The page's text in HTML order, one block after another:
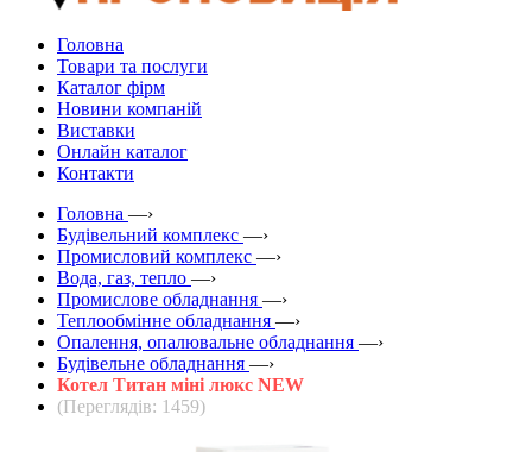
Головна
Товари та послуги
Каталог фірм
Новини компаній
Виставки
Онлайн каталог
Контакти
Головна —›
Будівельний комплекс —›
Промисловий комплекс —›
Вода, газ, тепло —›
Промислове обладнання —›
Теплообмінне обладнання —›
Опалення, опалювальне обладнання —›
Будівельне обладнання —›
Котел Титан міні люкс NEW
(Переглядів: 1459)